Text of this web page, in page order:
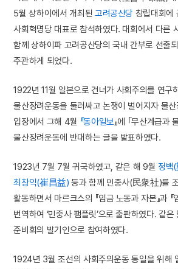
5월 상하이에서 개최된 고려공산당 창립대회에
사회혁명당 대표로 참석하였다. 대회에서 다른
함께 상하이파 고려공산당의 국내 간부로 선출
주관하게 되었다.
1922년 11월 일본으로 건너가 사회주의를 연구
물산장려운동을 둘러싸고 논쟁이 벌어지자 물
입장에서 그해 4월 『동아일보 』에 ｢무산계급과
물산장려운동에 반대하는 글을 발표하였다.
1923년 7월 7월 귀국하였고, 같은 해 9월 정백
최창익(崔昌益) 등과 함께 민중사(民衆社)를
활동하면서 마르크스의 『임금 노동과 자본』과 『
번역하여 ‘민중사 팸플릿’으로 출판하였다. 같은
준비회의 발기인으로 참여하였다.
1924년 3월 조선의 사회주의운동 통일을 위해